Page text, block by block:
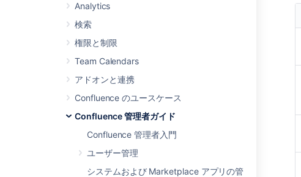
Analytics
検索
権限と制限
Team Calendars
アドオンと連携
Confluence のユースケース
Confluence 管理者ガイド
Confluence 管理者入門
ユーザー管理
システムおよび Marketplace アプリの管